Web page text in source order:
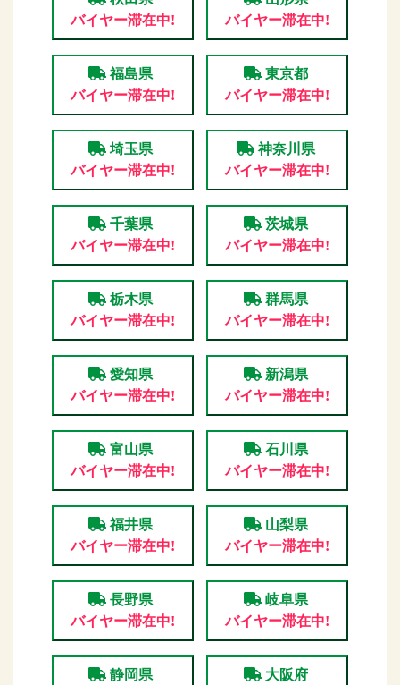
バイヤー滞在中!
バイヤー滞在中!
福島県
バイヤー滞在中!
東京都
バイヤー滞在中!
埼玉県
バイヤー滞在中!
神奈川県
バイヤー滞在中!
千葉県
バイヤー滞在中!
茨城県
バイヤー滞在中!
栃木県
バイヤー滞在中!
群馬県
バイヤー滞在中!
愛知県
バイヤー滞在中!
新潟県
バイヤー滞在中!
富山県
バイヤー滞在中!
石川県
バイヤー滞在中!
福井県
バイヤー滞在中!
山梨県
バイヤー滞在中!
長野県
バイヤー滞在中!
岐阜県
バイヤー滞在中!
静岡県
大阪府